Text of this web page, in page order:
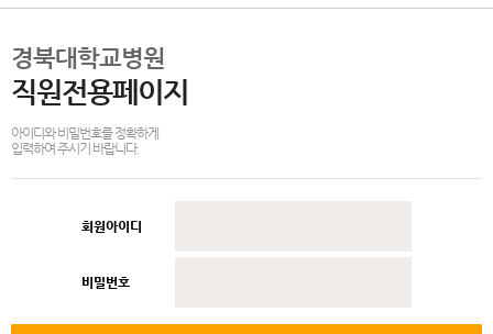
경북대학교병원
직원전용페이지
아이디와 비밀번호를 정확하게
입력하여 주시기 바랍니다.
회원아이디
비밀번호